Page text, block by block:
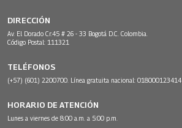
DIRECCIÓN
Av. El Dorado Cr.45 # 26 - 33 Bogotá D.C. Colombia.
Código Postal: 111321
TELÉFONOS
(+57) (601) 2200700. Línea gratuita nacional: 018000123414
HORARIO DE ATENCIÓN
Lunes a viernes de 8:00 a.m. a 5:00 p.m.